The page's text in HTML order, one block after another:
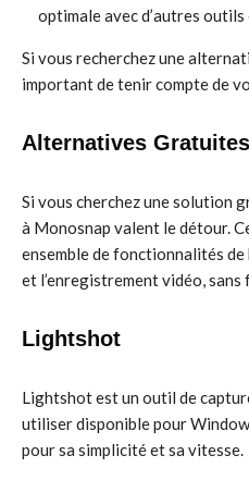
optimale avec d’autres
Si vous recherchez une
important de tenir compte de
Alternatives
Si vous cherchez une solution
à Monosnap valent le détour.
ensemble de fonctionnalités de
et l’enregistrement vidéo, sans
Lightshot
Lightshot est un outil de
utiliser disponible pour
pour sa simplicité et sa vitesse.